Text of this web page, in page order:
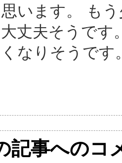
います。 も
丈夫そうです
なりそうです
事へのコ